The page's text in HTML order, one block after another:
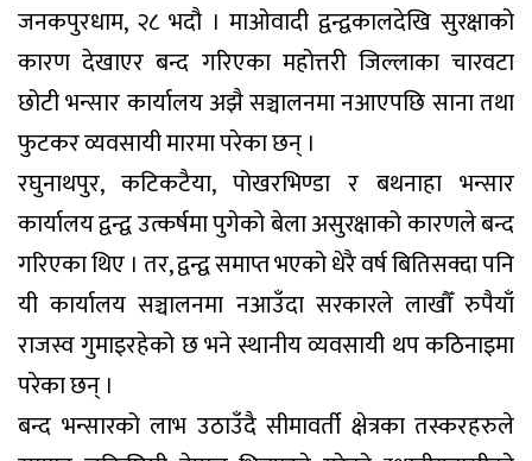
जनकपुरधाम, २८ भदौ । माओवादी द्वन्द्वकालदेखि सुरक्षाको
कारण देखाएर बन्द गरिएका महोत्तरी जिल्लाका चारवटा
छोटी भन्सार कार्यालय अझै सञ्चालनमा नआएपछि साना तथा
फुटकर व्यवसायी मारमा परेका छन् ।
रघुनाथपुर, कटिकटैया, पोखरभिण्डा र बथनाहा भन्सार
कार्यालय द्वन्द्व उत्कर्षमा पुगेको बेला असुरक्षाको कारणले बन्द
गरिएका थिए । तर, द्वन्द्व समाप्त भएको धेरै वर्ष बितिसक्दा पनि
यी कार्यालय सञ्चालनमा नआउँदा सरकारले लाखौँ रुपैयाँ
राजस्व गुमाइरहेको छ भने स्थानीय व्यवसायी थप कठिनाइमा
परेका छन् ।
बन्द भन्सारको लाभ उठाउँदै सीमावर्ती क्षेत्रका तस्करहरुले